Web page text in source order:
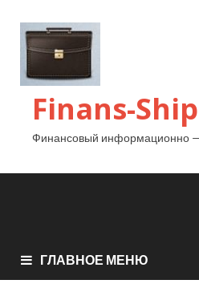
Finans-Ship
Финансовый информационно —
ГЛАВНОЕ МЕНЮ